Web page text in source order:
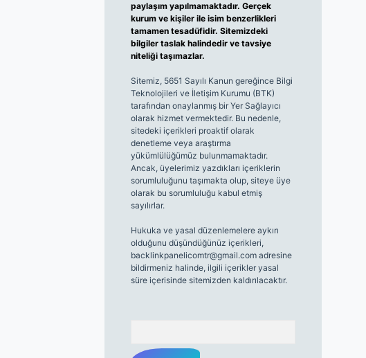
paylaşım yapılmamaktadır. Gerçek
kurum ve kişiler ile isim benzerlikleri
tamamen tesadüfidir. Sitemizdeki
bilgiler taslak halindedir ve tavsiye
niteliği taşımazlar.
Sitemiz, 5651 Sayılı Kanun gereğince Bilgi
Teknolojileri ve İletişim Kurumu (BTK)
tarafından onaylanmış bir Yer Sağlayıcı
olarak hizmet vermektedir. Bu nedenle,
sitedeki içerikleri proaktif olarak
denetleme veya araştırma
yükümlülüğümüz bulunmamaktadır.
Ancak, üyelerimiz yazdıkları içeriklerin
sorumluluğunu taşımakta olup, siteye üye
olarak bu sorumluluğu kabul etmiş
sayılırlar.
Hukuka ve yasal düzenlemelere aykırı
olduğunu düşündüğünüz içerikleri,
backlinkpanelicomtr@gmail.comadresine
bildirmeniz halinde, ilgili içerikler yasal
süre içerisinde sitemizden kaldırılacaktır.